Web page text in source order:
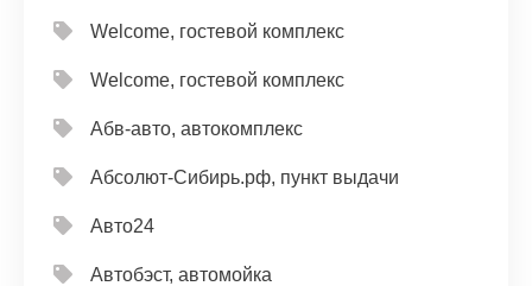
Welcome, гостевой комплекс
Welcome, гостевой комплекс
Абв-авто, автокомплекс
Абсолют-Сибирь.рф, пункт выдачи
Авто24
Автобэст, автомойка